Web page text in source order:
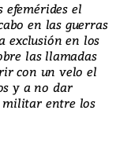
efemérides el
en las guerras
exclusión en los
las llamadas
con un velo el
y a no dar
militar entre los